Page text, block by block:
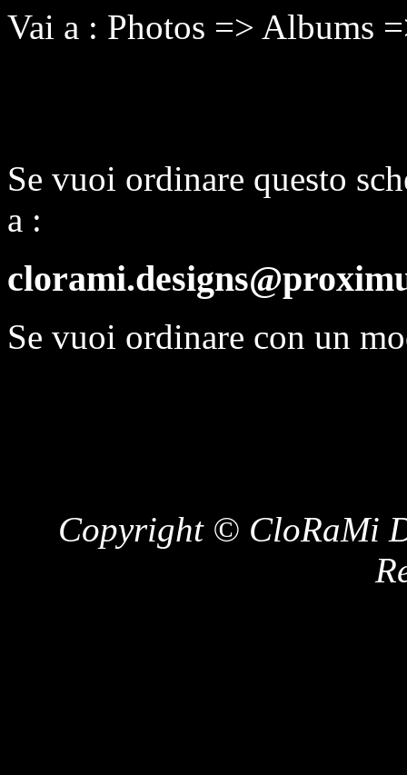
Vai a : Photos => Albums
Se vuoi ordinare questo
a :
Se vuoi ordinare con un
Copyright © CloRaMi